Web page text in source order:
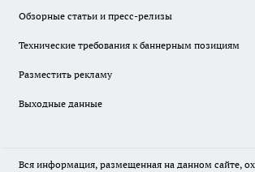
Обзорные статьи и пресс-релизы
Технические требования к баннерным позициям
Разместить рекламу
Выходные данные
Вся информация, размещенная на данном сайте,